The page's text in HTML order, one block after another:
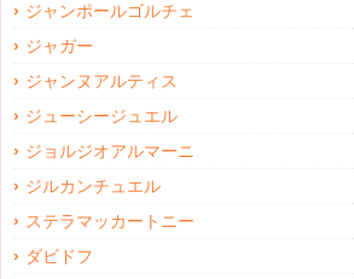
ジャンポールゴルチェ
ジャガー
ジャンヌアルティス
ジューシージュエル
ジョルジオアルマーニ
ジルカンチュエル
ステラマッカートニー
ダビドフ